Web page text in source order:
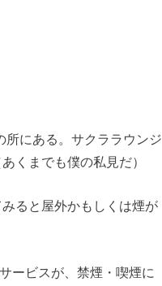
所にある。サクララウンジ
くまでも僕の私見だ）
ると屋外かもしくは煙が
ービスが、禁煙・喫煙に